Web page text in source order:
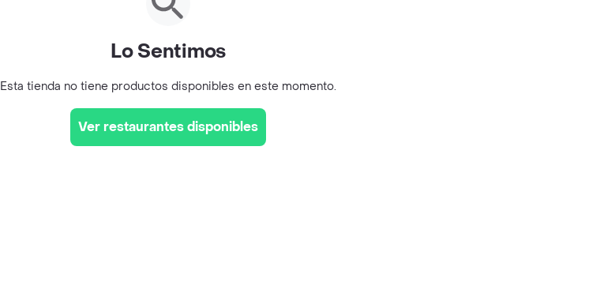
Lo Sentimos
Esta tienda no tiene productos disponibles en este momento.
Ver restaurantes disponibles